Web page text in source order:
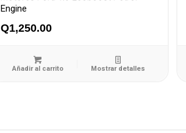
Engine
Q1,250.00
Añadir al carrito Mostrar detalles